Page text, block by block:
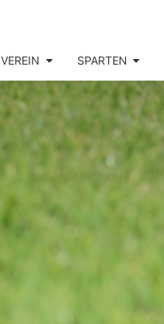
VEREIN SPARTEN